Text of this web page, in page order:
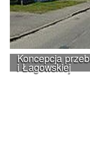
Koncepcja
i Łagowskiej